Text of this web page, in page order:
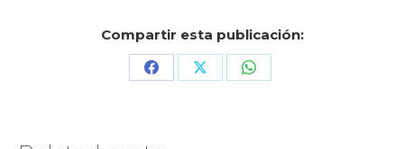
Compartir esta publicación:
Share Share Share